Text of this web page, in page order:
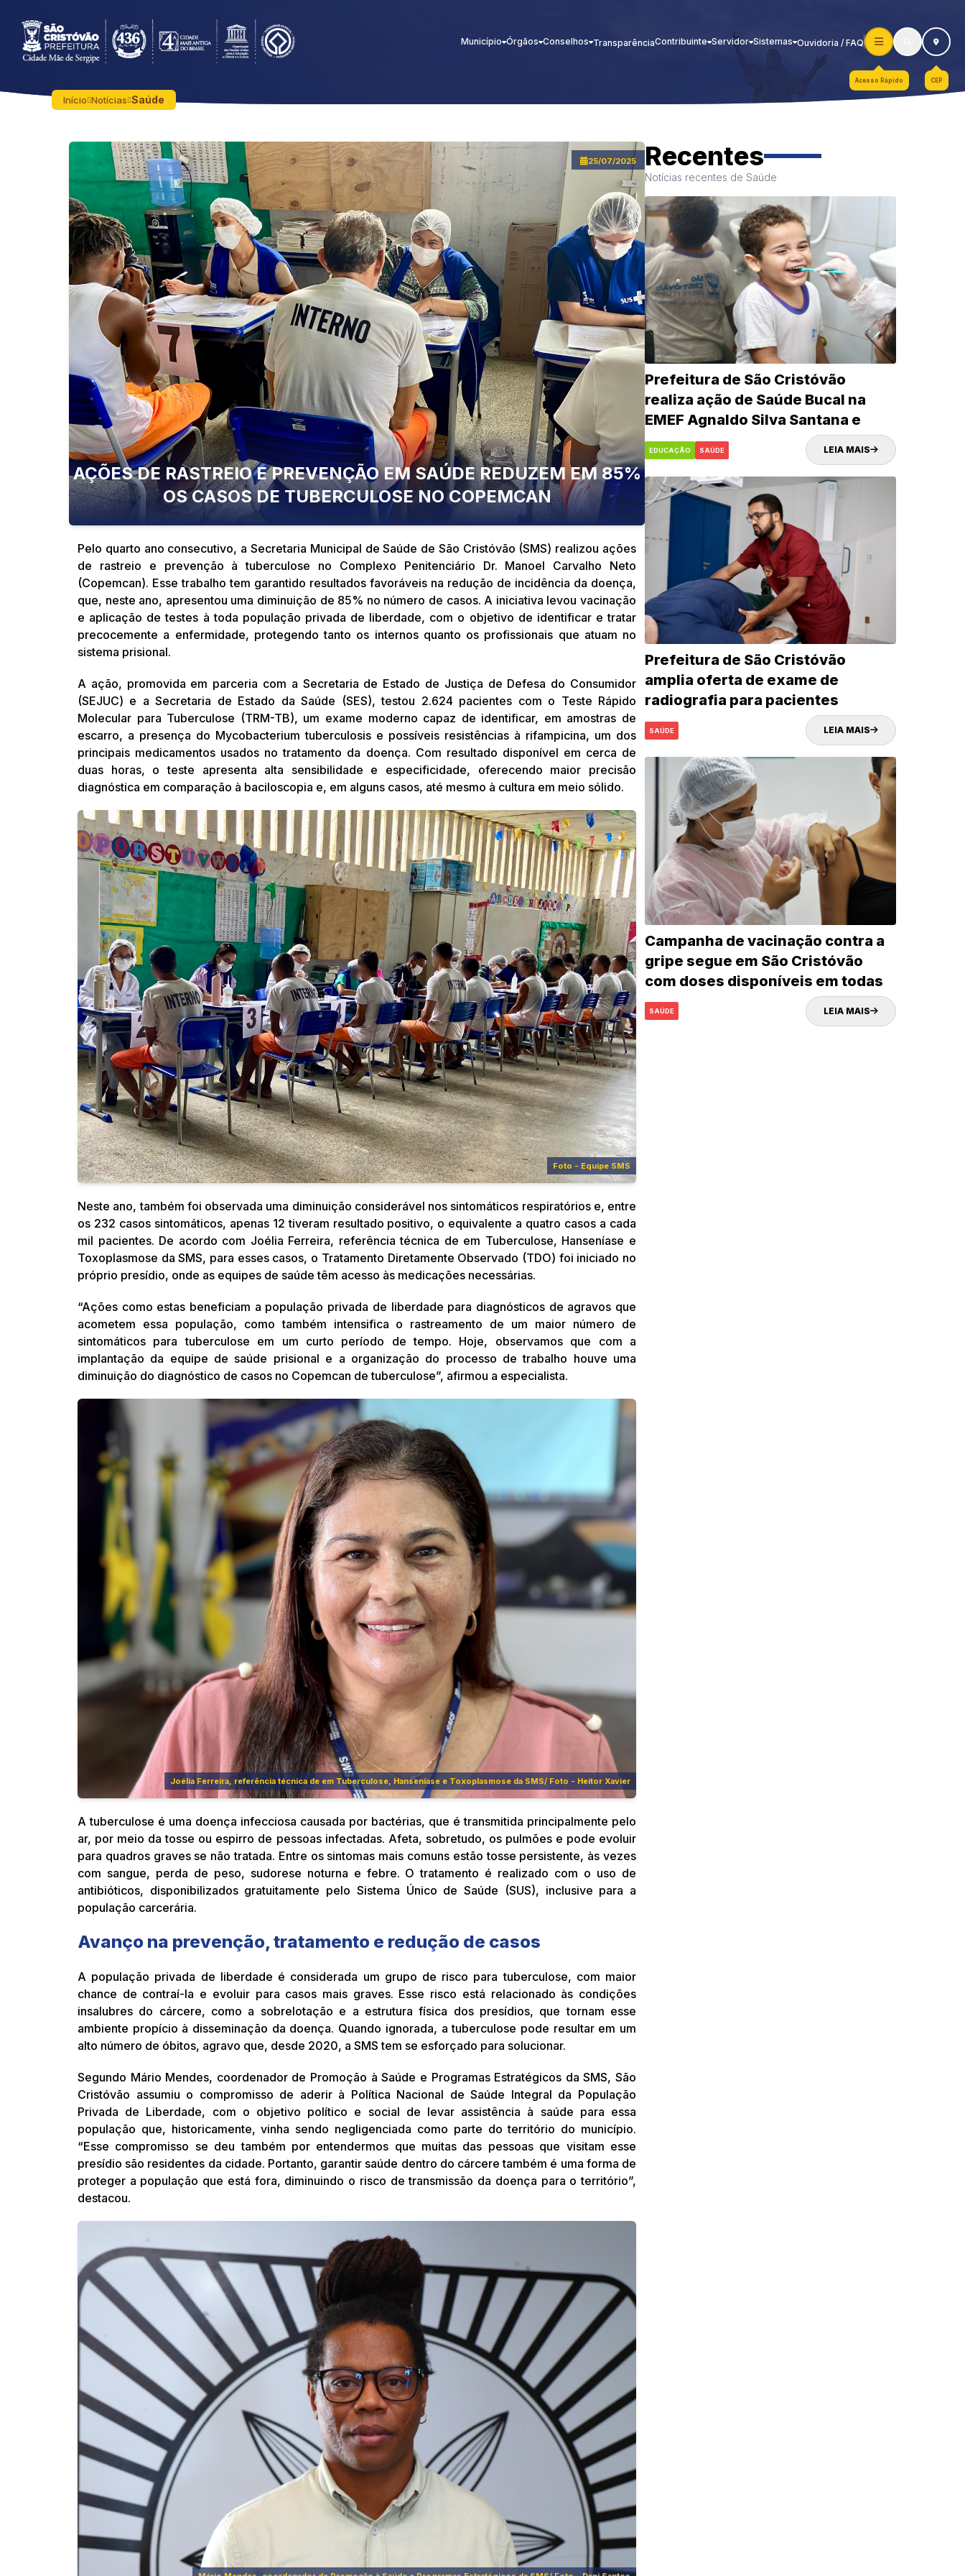
Município Órgãos Conselhos TransparênciaContribuinte Servidor Sistemas Ouvidoria / FAQ
Acesso Rápido CEP
Início Notícias Saúde
25/07/2025
AÇÕES DE RASTREIO E PREVENÇÃO EM SAÚDE REDUZEM EM 85%
OS CASOS DE TUBERCULOSE NO COPEMCAN
Pelo quarto ano consecutivo, a Secretaria Municipal de Saúde de São Cristóvão (SMS) realizou ações
de rastreio e prevenção à tuberculose no Complexo Penitenciário Dr. Manoel Carvalho Neto
(Copemcan). Esse trabalho tem garantido resultados favoráveis na redução de incidência da doença,
que, neste ano, apresentou uma diminuição de 85% no número de casos. A iniciativa levou vacinação
e aplicação de testes à toda população privada de liberdade, com o objetivo de identificar e tratar
precocemente a enfermidade, protegendo tanto os internos quanto os profissionais que atuam no
sistema prisional.
A ação, promovida em parceria com a Secretaria de Estado de Justiça de Defesa do Consumidor
(SEJUC) e a Secretaria de Estado da Saúde (SES), testou 2.624 pacientes com o Teste Rápido
Molecular para Tuberculose (TRM-TB), um exame moderno capaz de identificar, em amostras de
escarro, a presença do Mycobacterium tuberculosis e possíveis resistências à rifampicina, um dos
principais medicamentos usados no tratamento da doença. Com resultado disponível em cerca de
duas horas, o teste apresenta alta sensibilidade e especificidade, oferecendo maior precisão
diagnóstica em comparação à baciloscopia e, em alguns casos, até mesmo à cultura em meio sólido.
Foto - Equipe SMS
Neste ano, também foi observada uma diminuição considerável nos sintomáticos respiratórios e, entre
os 232 casos sintomáticos, apenas 12 tiveram resultado positivo, o equivalente a quatro casos a cada
mil pacientes. De acordo com Joélia Ferreira, referência técnica de em Tuberculose, Hanseníase e
Toxoplasmose da SMS, para esses casos, o Tratamento Diretamente Observado (TDO) foi iniciado no
próprio presídio, onde as equipes de saúde têm acesso às medicações necessárias.
“Ações como estas beneficiam a população privada de liberdade para diagnósticos de agravos que
acometem essa população, como também intensifica o rastreamento de um maior número de
sintomáticos para tuberculose em um curto período de tempo. Hoje, observamos que com a
implantação da equipe de saúde prisional e a organização do processo de trabalho houve uma
diminuição do diagnóstico de casos no Copemcan de tuberculose”, afirmou a especialista.
Joélia Ferreira, referência técnica de em Tuberculose, Hanseníase e Toxoplasmose da SMS/ Foto - Heitor Xavier
A tuberculose é uma doença infecciosa causada por bactérias, que é transmitida principalmente pelo
ar, por meio da tosse ou espirro de pessoas infectadas. Afeta, sobretudo, os pulmões e pode evoluir
para quadros graves se não tratada. Entre os sintomas mais comuns estão tosse persistente, às vezes
com sangue, perda de peso, sudorese noturna e febre. O tratamento é realizado com o uso de
antibióticos, disponibilizados gratuitamente pelo Sistema Único de Saúde (SUS), inclusive para a
população carcerária.
Avanço na prevenção, tratamento e redução de casos
A população privada de liberdade é considerada um grupo de risco para tuberculose, com maior
chance de contraí-la e evoluir para casos mais graves. Esse risco está relacionado às condições
insalubres do cárcere, como a sobrelotação e a estrutura física dos presídios, que tornam esse
ambiente propício à disseminação da doença. Quando ignorada, a tuberculose pode resultar em um
alto número de óbitos, agravo que, desde 2020, a SMS tem se esforçado para solucionar.
Segundo Mário Mendes, coordenador de Promoção à Saúde e Programas Estratégicos da SMS, São
Cristóvão assumiu o compromisso de aderir à Política Nacional de Saúde Integral da População
Privada de Liberdade, com o objetivo político e social de levar assistência à saúde para essa
população que, historicamente, vinha sendo negligenciada como parte do território do município.
“Esse compromisso se deu também por entendermos que muitas das pessoas que visitam esse
presídio são residentes da cidade. Portanto, garantir saúde dentro do cárcere também é uma forma de
proteger a população que está fora, diminuindo o risco de transmissão da doença para o território”,
destacou.
Recentes
Notícias recentes de Saúde
Prefeitura de São Cristóvão
realiza ação de Saúde Bucal na
EMEF Agnaldo Silva Santana e
fortalece cuidados com alunos da
rede municipal de Educação
EDUCAÇÃO SAÚDE LEIA MAIS
Prefeitura de São Cristóvão
amplia oferta de exame de
radiografia para pacientes
eletivos do município
SAÚDE LEIA MAIS
Campanha de vacinação contra a
gripe segue em São Cristóvão
com doses disponíveis em todas
as UBSs
SAÚDE LEIA MAIS